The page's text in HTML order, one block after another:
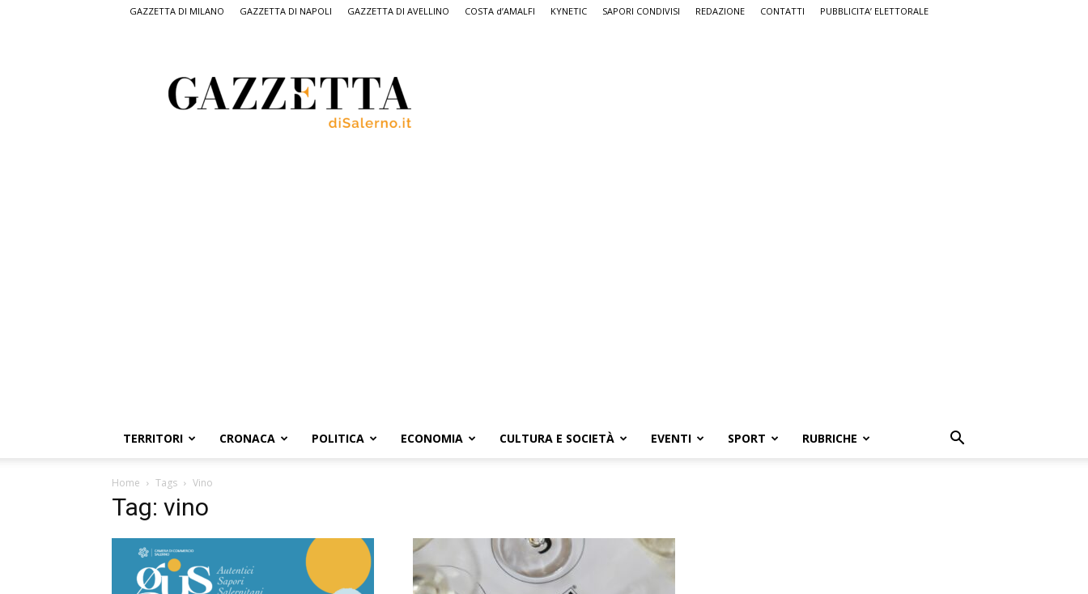
GAZZETTA DI MILANO GAZZETTA DI NAPOLI GAZZETTA DI AVELLINO COSTA d’AMALFI KYNETIC SAPORI CONDIVISI REDAZIONE CONTATTI PUBBLICITA’ ELETTORALE
Salerno,
il
quotidiano
TERRITORI CRONACA POLITICA ECONOMIA CULTURA E SOCIETÀ EVENTI SPORT RUBRICHE
Home Tags Vino
Tag: vino